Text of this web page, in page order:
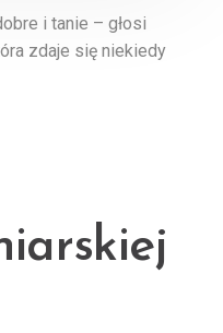
i tanie – głosi
zdaje się niekiedy